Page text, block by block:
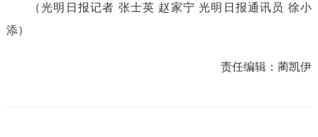
（光明日报记者 张士英 赵家宁 光明日报通讯员 徐小
添）
责任编辑：蔺凯伊